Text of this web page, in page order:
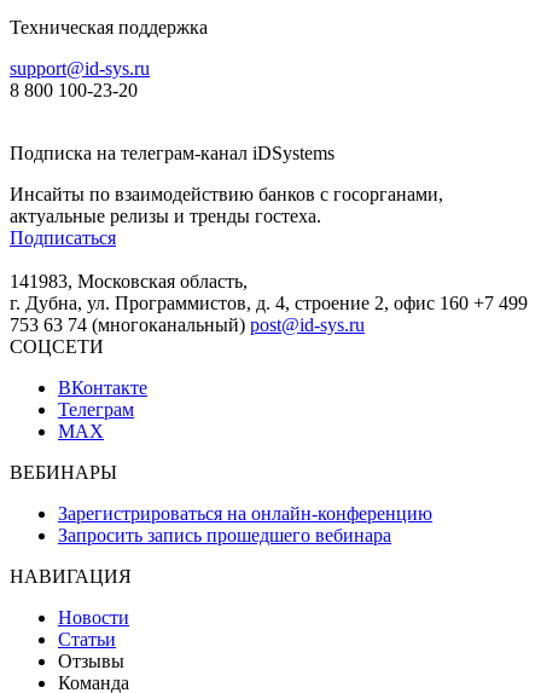
Техническая поддержка
support@id-sys.ru
8 800 100-23-20
Подписка на телеграм-канал iDSystems
Инсайты по взаимодействию банков с госорганами,
актуальные релизы и тренды гостеха.
Подписаться
141983, Московская область,
г. Дубна, ул. Программистов, д. 4, строение 2, офис 160 +7 499
753 63 74 (многоканальный) post@id-sys.ru
СОЦСЕТИ
ВКонтакте
Телеграм
MAX
ВЕБИНАРЫ
Зарегистрироваться на онлайн-конференцию
Запросить запись прошедшего вебинара
НАВИГАЦИЯ
Новости
Статьи
Отзывы
Команда